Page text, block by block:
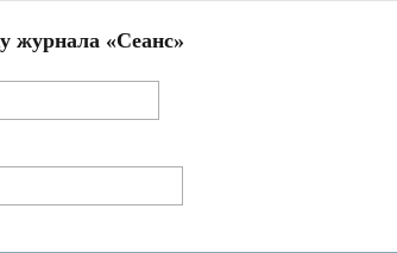
журнала «Сеанс»